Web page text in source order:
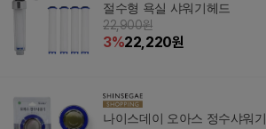
절수형 욕실 샤워기헤드
22,900원
3%22,220원
나이스데이 오아스 정수샤워기